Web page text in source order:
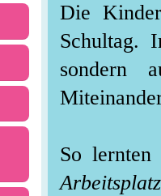
Die
Schultag.
sondern
So